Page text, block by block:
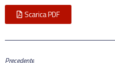
Scarica PDF
Precedente